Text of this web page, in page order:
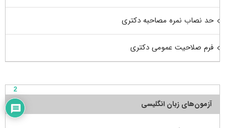
حد نصاب نمره مصاحبه دکتری
فرم صلاحیت عمومی دکتری
آزمون‌های زبان انگلیسی
2